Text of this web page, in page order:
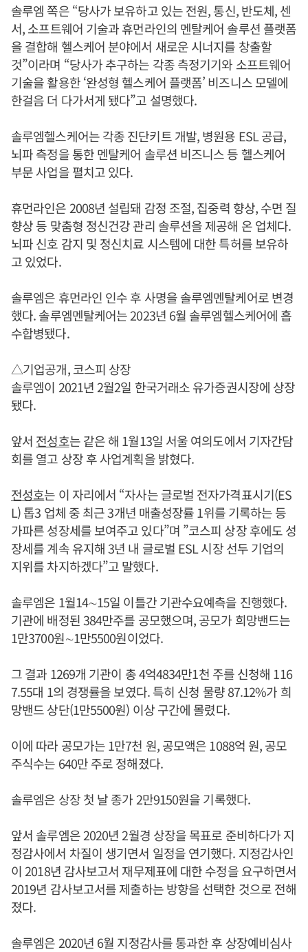
솔루엠 쪽은 “당사가 보유하고 있는 전원, 통신, 반도체, 센
서, 소프트웨어 기술과 휴먼라인의 멘탈케어 솔루션 플랫폼
을 결합해 헬스케어 분야에서 새로운 시너지를 창출할
것”이라며 “당사가 추구하는 각종 측정기기와 소프트웨어
기술을 활용한 ‘완성형 헬스케어 플랫폼’ 비즈니스 모델에
한걸음 더 다가서게 됐다”고 설명했다.
솔루엠헬스케어는 각종 진단키트 개발, 병원용 ESL 공급,
뇌파 측정을 통한 멘탈케어 솔루션 비즈니스 등 헬스케어
부문 사업을 펼치고 있다.
휴먼라인은 2008년 설립돼 감정 조절, 집중력 향상, 수면 질
향상 등 맞춤형 정신건강 관리 솔루션을 제공해 온 업체다.
뇌파 신호 감지 및 정신치료 시스템에 대한 특허를 보유하
고 있었다.
솔루엠은 휴먼라인 인수 후 사명을 솔루엠멘탈케어로 변경
했다. 솔루엠멘탈케어는 2023년 6월 솔루엠헬스케어에 흡
수합병됐다.
△기업공개, 코스피 상장
솔루엠이 2021년 2월2일 한국거래소 유가증권시장에 상장
됐다.
앞서 전성호는 같은 해 1월13일 서울 여의도에서 기자간담
회를 열고 상장 후 사업계획을 밝혔다.
전성호는 이 자리에서 “자사는 글로벌 전자가격표시기(ES
L) 톱3 업체 중 최근 3개년 매출성장률 1위를 기록하는 등
가파른 성장세를 보여주고 있다”며 ”코스피 상장 후에도 성
장세를 계속 유지해 3년 내 글로벌 ESL 시장 선두 기업의
지위를 차지하겠다”고 말했다.
솔루엠은 1월14∼15일 이틀간 기관수요예측을 진행했다.
기관에 배정된 384만주를 공모했으며, 공모가 희망밴드는
1만3700원∼1만5500원이었다.
그 결과 1269개 기관이 총 4억4834만1천 주를 신청해 116
7.55대 1의 경쟁률을 보였다. 특히 신청 물량 87.12%가 희
망밴드 상단(1만5500원) 이상 구간에 몰렸다.
이에 따라 공모가는 1만7천 원, 공모액은 1088억 원, 공모
주식수는 640만 주로 정해졌다.
솔루엠은 상장 첫 날 종가 2만9150원을 기록했다.
앞서 솔루엠은 2020년 2월경 상장을 목표로 준비하다가 지
정감사에서 차질이 생기면서 일정을 연기했다. 지정감사인
이 2018년 감사보고서 재무제표에 대한 수정을 요구하면서
2019년 감사보고서를 제출하는 방향을 선택한 것으로 전해
졌다.
솔루엠은 2020년 6월 지정감사를 통과한 후 상장예비심사